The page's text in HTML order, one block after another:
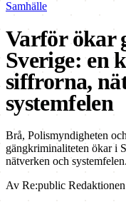
Samhälle
Varför ökar
Sverige: en
siffrorna,
systemfelen
Brå, Polismyndigheten
gängkriminaliteten ökar i
nätverken och systemfelen.
Av Re:public Redaktionen